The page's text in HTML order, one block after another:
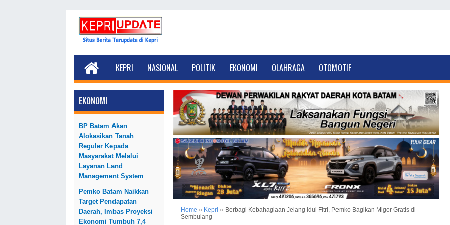
KEPRI NASIONAL POLITIK EKONOMI OLAHRAGA OTOMOTIF
EKONOMI
BP Batam Akan
Alokasikan Tanah
Reguler Kepada
Masyarakat Melalui
Layanan Land
Management System
Pemko Batam Naikkan
Target Pendapatan
Daerah, Imbas Proyeksi
Ekonomi Tumbuh 7,4
Home » Kepri » Berbagi Kebahagiaan Jelang Idul Fitri, Pemko Bagikan Migor Gratis di
Sembulang